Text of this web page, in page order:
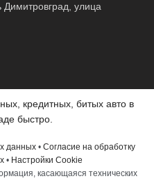
Димитровград, улица
кредитных, битых авто в
быстро.
данных• Согласие на обработку
• Настройки Cookie
касающаяся технических